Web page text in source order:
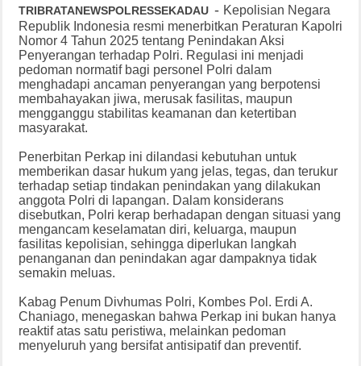
TRIBRATANEWSPOLRESSEKADAU - Kepolisian Negara
Republik Indonesia resmi menerbitkan Peraturan Kapolri
Nomor 4 Tahun 2025 tentang Penindakan Aksi
Penyerangan terhadap Polri. Regulasi ini menjadi
pedoman normatif bagi personel Polri dalam
menghadapi ancaman penyerangan yang berpotensi
membahayakan jiwa, merusak fasilitas, maupun
mengganggu stabilitas keamanan dan ketertiban
masyarakat.
Penerbitan Perkap ini dilandasi kebutuhan untuk
memberikan dasar hukum yang jelas, tegas, dan terukur
terhadap setiap tindakan penindakan yang dilakukan
anggota Polri di lapangan. Dalam konsiderans
disebutkan, Polri kerap berhadapan dengan situasi yang
mengancam keselamatan diri, keluarga, maupun
fasilitas kepolisian, sehingga diperlukan langkah
penanganan dan penindakan agar dampaknya tidak
semakin meluas.
Kabag Penum Divhumas Polri, Kombes Pol. Erdi A.
Chaniago, menegaskan bahwa Perkap ini bukan hanya
reaktif atas satu peristiwa, melainkan pedoman
menyeluruh yang bersifat antisipatif dan preventif.